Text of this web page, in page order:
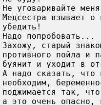
Не уговаривайте
Медсестра взывает
убедить!
Надо попробовать...
Захожу, старый
противного пойла и
буянит и уходит в
А надо сказать, что
необходим,
поджимается так,
а это очень опасно,